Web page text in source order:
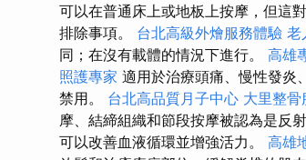
可以在普通床上或地板上按摩，但這
排除事項。 台北高級外燴服務體驗 老
同；在沒有載體的情況下進行。 高雄
照護專家 適用於治療頭痛、慢性發炎
禁用。 台北高品質月子中心 大里整骨
摩、結締組織和節段按摩被認為是反
可以改善血液循環並增強活力。 高雄